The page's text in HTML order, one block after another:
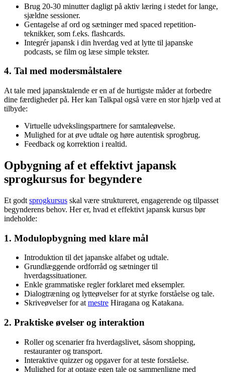
Brug 20-30 minutter dagligt på aktiv læring i stedet for lange,
sjældne sessioner.
Gentagelse af ord og sætninger med spaced repetition-
teknikker, som f.eks. flashcards.
Integrér japansk i din hverdag ved at lytte til japanske
podcasts, se film og læse simple tekster.
4. Tal med modersmålstalere
At tale med japansktalende er en af de hurtigste måder at forbedre
dine færdigheder på. Her kan Talkpal også være en stor hjælp ved at
tilbyde:
Virtuelle udvekslingspartnere for samtaleøvelse.
Mulighed for at øve udtale og høre autentisk sprogbrug.
Feedback og korrektion i realtid.
Opbygning af et effektivt japansk
sprogkursus for begyndere
Et godt sprogkursus skal være struktureret, engagerende og tilpasset
begynderens behov. Her er, hvad et effektivt japansk kursus bør
indeholde:
1. Modulopbygning med klare mål
Introduktion til det japanske alfabet og udtale.
Grundlæggende ordforråd og sætninger til
hverdagssituationer.
Enkle grammatiske regler forklaret med eksempler.
Dialogtræning og lytteøvelser for at styrke forståelse og tale.
Skriveøvelser for at mestre Hiragana og Katakana.
2. Praktiske øvelser og interaktion
Roller og scenarier fra hverdagslivet, såsom shopping,
restauranter og transport.
Interaktive quizzer og opgaver for at teste forståelse.
Mulighed for at optage egen tale og sammenligne med